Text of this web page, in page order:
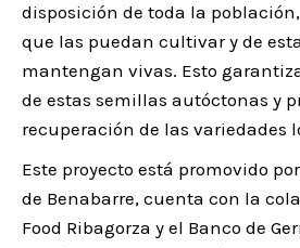
disposición de toda la
que las puedan cultivar y de
mantengan vivas. Esto
de estas semillas autóctonas y
recuperación de las variedades
Este proyecto está promovido
de Benabarre, cuenta con la
Food Ribagorza y el Banco de